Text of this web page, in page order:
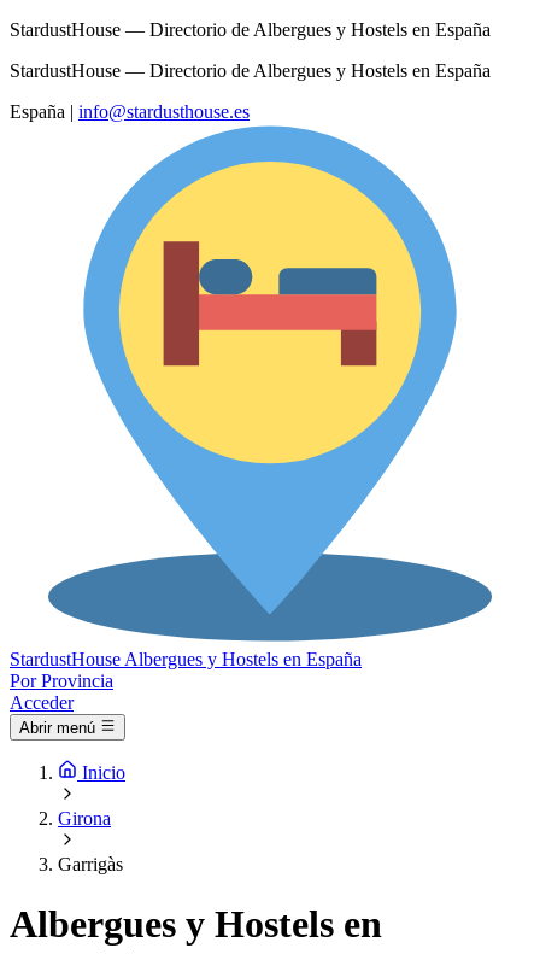
StardustHouse — Directorio de Albergues y Hostels en España
StardustHouse — Directorio de Albergues y Hostels en España
España | info@stardusthouse.es
StardustHouse Albergues y Hostels en España
Por Provincia
Acceder
Abrir menú
Inicio
Girona
Garrigàs
Albergues y Hostels en